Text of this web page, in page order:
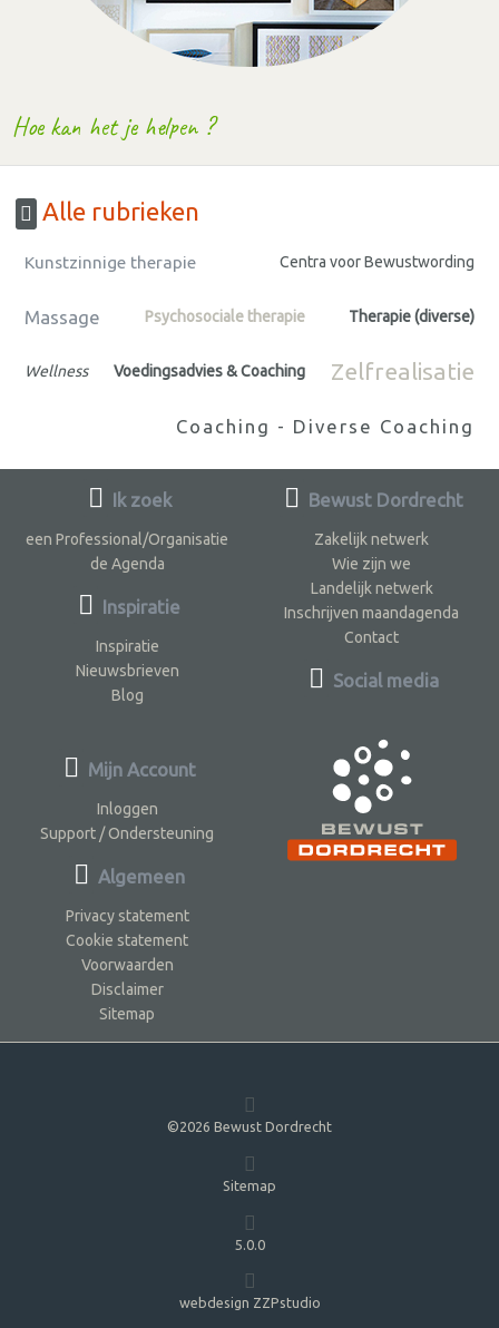
Hoe kan het je helpen ?
Alle rubrieken
Kunstzinnige therapie Centra voor Bewustwording
Massage Psychosociale therapie Therapie (diverse)
Wellness Voedingsadvies & Coaching Zelfrealisatie
Coaching - Diverse Coaching
Ik zoek
een Professional/Organisatie
de Agenda
Inspiratie
Inspiratie
Nieuwsbrieven
Blog
Bewust Dordrecht
Zakelijk netwerk
Wie zijn we
Landelijk netwerk
Inschrijven maandagenda
Contact
Social media
Mijn Account
Inloggen
Support / Ondersteuning
Algemeen
Privacy statement
Cookie statement
Voorwaarden
Disclaimer
Sitemap
©2026 Bewust Dordrecht
Sitemap
5.0.0
webdesign ZZPstudio